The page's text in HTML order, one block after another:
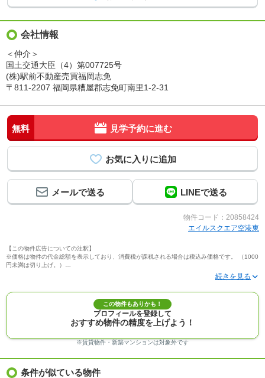
会社情報
＜仲介＞
国土交通大臣（4）第007725号
(株)駅前不動産売買福岡志免
〒811-2207 福岡県糟屋郡志免町南里1-2-31
無料 見学予約に進む
メールで送る LINEで送る
物件コード：20858424
エイルスクエア空港東
【この物件広告についての注釈】
※価格は物件の代金総額を表示しており、消費税が課税される場合は税込み価格です。 （1000
円未満は切り上げ。）
※写真に写っている、またはパース（絵）や間取り図に描かれている家具や車などは、特にコ
※建築条件付き土地価格には、建物価格は含まれません。
※物件情報は、原則として情報提供日の２日前に最終確認した情報です。
※完成予想図はいずれも外構、植栽、外観等実際のものとは多少異なることがあります。
※モデルルーム・モデルハウス・展示場・ショールームの画像の場合、今回販売の物件と異な
※ＣＧ合成の画像の場合、実際とは多少異なる場合があります。
※物件特徴：販売戸数が複数の物件は、全ての住戸に該当しない項目もあります。
※価格更新：物件価格が変更された日から１週間表示されます。
この物件もありかも！
プロフィールを登録して
おすすめ物件の精度を上げよう！
※賃貸物件・新築マンションは対象外です
条件が似ている物件